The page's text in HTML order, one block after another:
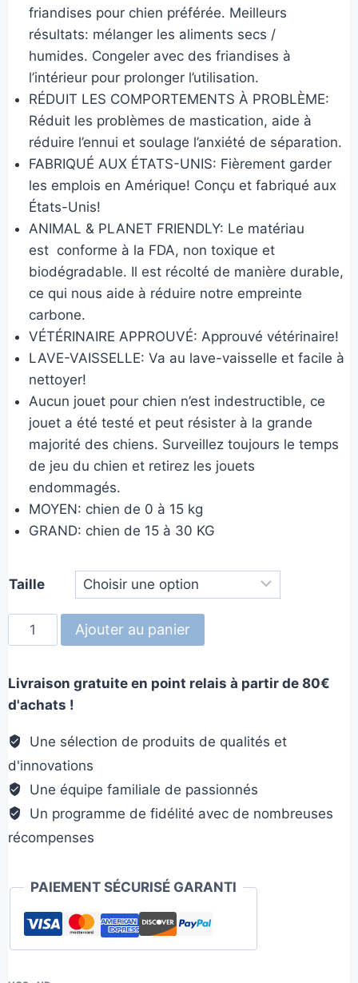
friandises pour chien préférée. Meilleurs
résultats: mélanger les aliments secs /
humides. Congeler avec des friandises à
l’intérieur pour prolonger l’utilisation.
RÉDUIT LES COMPORTEMENTS À PROBLÈME:
Réduit les problèmes de mastication, aide à
réduire l’ennui et soulage l’anxiété de séparation.
FABRIQUÉ AUX ÉTATS-UNIS: Fièrement garder
les emplois en Amérique! Conçu et fabriqué aux
États-Unis!
ANIMAL & PLANET FRIENDLY: Le matériau
estconforme à la FDA, non toxique et
biodégradable. Il est récolté de manière durable,
ce qui nous aide à réduire notre empreinte
carbone.
VÉTÉRINAIRE APPROUVÉ: Approuvé vétérinaire!
LAVE-VAISSELLE: Va au lave-vaisselle et facile à
nettoyer!
Aucun jouet pour chien n’est indestructible, ce
jouet a été testé et peut résister à la grande
majorité des chiens. Surveillez toujours le temps
de jeu du chien et retirez les jouets
endommagés.
MOYEN: chien de 0 à 15 kg
GRAND: chien de 15 à 30 KG
Taille
quantité
de
Boule
de
Noël
Ajouter au panier
Livraison gratuite en point relais à partir de 80€
d'achats !
Une sélection de produits de qualités et
d'innovations
Une équipe familiale de passionnés
Un programme de fidélité avec de nombreuses
récompenses
PAIEMENT SÉCURISÉ GARANTI